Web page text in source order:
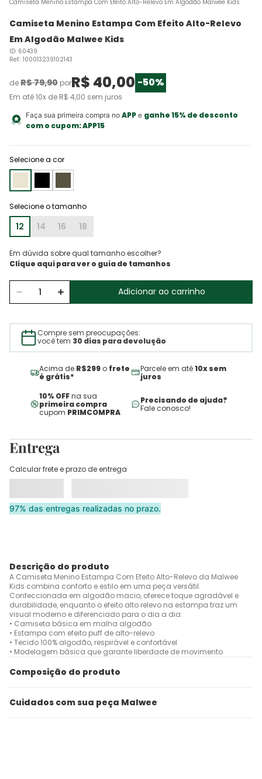
Camiseta Menino Estampa Com Efeito Alto-Relevo Em Algodão Malwee Kids
Camiseta Menino Estampa Com Efeito Alto-Relevo
Em Algodão Malwee Kids
ID: 60439
Ref.: 100013239102143
deR$79,90 porR$ 40,00 -50%
Em até10x de R$ 4,00 sem juros
Faça sua primeira compra no APPe ganhe 15% de desconto
com o cupom:APP15
Selecione a cor
12 14 16 18
Em dúvida sobre qual tamanho escolher?
Adicionar ao carrinho
Compre sem preocupações:
você tem 30 dias para devolução
Acima de R$299 o frete
é grátis*
Parcele em até10x sem
juros
10% OFFna sua
primeira compra
cupom PRIMCOMPRA
Precisando de ajuda?
Fale conosco!
Entrega
Calcular frete e prazo de entrega
97% das entregas realizadas no prazo.
Descrição do produto
A Camiseta Menino Estampa Com Efeito Alto-Relevo da Malwee
Kids combina conforto e estilo em uma peça versátil.
Confeccionada em algodão macio, oferece toque agradável e
durabilidade, enquanto o efeito alto relevo na estampa traz um
visual moderno e diferenciado para o dia a dia.
• Camiseta básica em malha algodão
• Estampa com efeito puff de alto-relevo
• Tecido 100% algodão, respirável e confortável
• Modelagem básica que garante liberdade de movimento
Composição do produto
Cuidados com sua peça Malwee